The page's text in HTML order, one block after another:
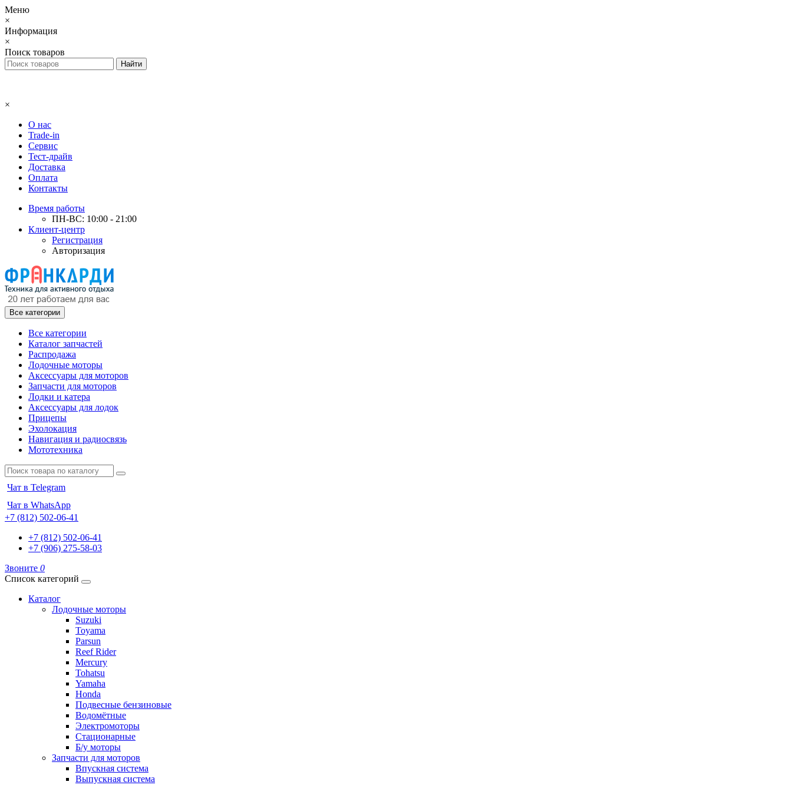
Меню
×
Информация
×
Поиск товаров
×
О нас
Trade-in
Сервис
Тест-драйв
Доставка
Оплата
Контакты
Время работы
ПН-ВС: 10:00 - 21:00
Клиент-центр
Регистрация
Авторизация
Все категории
Все категории
Каталог запчастей
Распродажа
Лодочные моторы
Аксессуары для моторов
Запчасти для моторов
Лодки и катера
Аксессуары для лодок
Прицепы
Эхолокация
Навигация и радиосвязь
Мототехника
Чат в Telegram
Чат в WhatsApp
+7 (812) 502-06-41
+7 (812) 502-06-41
+7 (906) 275-58-03
Звоните 0
Список категорий
Каталог
Лодочные моторы
Suzuki
Toyama
Parsun
Reef Rider
Mercury
Tohatsu
Yamaha
Honda
Подвесные бензиновые
Водомётные
Электромоторы
Стационарные
Б/у моторы
Запчасти для моторов
Впускная система
Выпускная система